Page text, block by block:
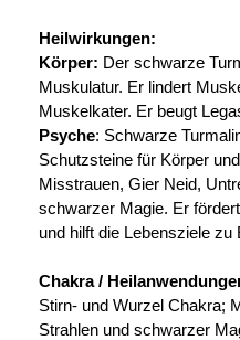
Heilwirkungen:
Körper: Der schwarze
Muskulatur. Er lindert
Muskelkater. Er beugt
Psyche: Schwarze
Schutzsteine für Körper
Misstrauen, Gier Neid,
schwarzer Magie. Er
und hilft die Lebensziele zu
Chakra /
Stirn- und Wurzel Chakra;
Strahlen und schwarzer